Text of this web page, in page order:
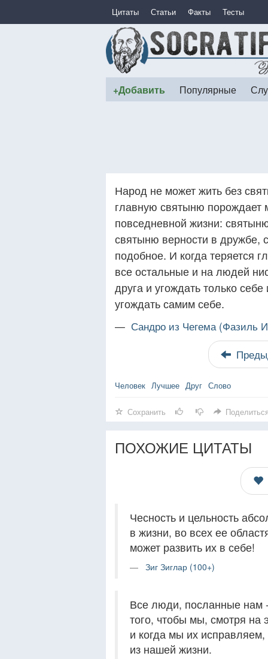
Цитаты Статьи Факты Тесты
+Добавить Популярные
Народ не может жить без
главную святыню
повседневной жизни:
святыню верности в дружбе,
подобное. И когда теряется
все остальные и на людей
друга и угождать только
угождать самим себе.
— Сандро из Чегема (Фазиль
Человек Лучшее Друг Слово
Сохранить Поделиться
ПОХОЖИЕ ЦИТАТЫ
Чесность и цельность
в жизни, во всех ее
может развить их в себе!
Зиг Зиглар (100+)
Все люди, посланные нам
того, чтобы мы, смотря на
и когда мы их
из нашей жизни.